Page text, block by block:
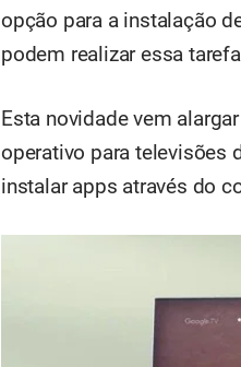
opção para a instalação
podem realizar essa
Esta novidade vem
operativo para televisões
instalar apps através do